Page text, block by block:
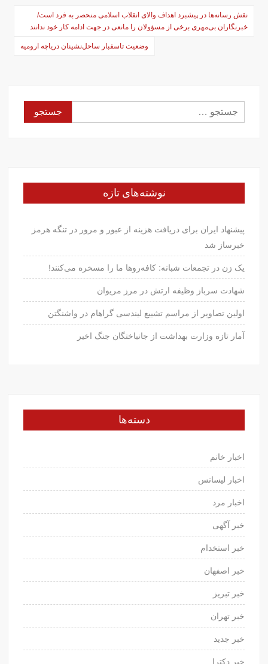
راهبری
نوشته‌ها
نقش رسانه‌ها در پیشبرد اهداف والای انقلاب اسلامی منحصر به فرد است/
خبرنگاران بی‌مهری برخی از مسؤولان را مانعی در جهت ادامه کار خود ندانند
وضعیت تاسفبار ساحل‌نشینان دریاچه ارومیه
جستجو
برای:
نوشته‌های تازه
پیشنهاد ایران برای دریافت هزینه از عبور و مرور در تنگه هرمز
خبرساز شد
یک زن در تجمعات شبانه: کافه‌روها ما را مسخره می‌کنند!
شهادت سرباز وظیفه ارتش در مرز مریوان
اولین تصاویر از مراسم تشییع لیندسی گراهام در واشنگتن
آمار تازه وزارت بهداشت از جانباختگان جنگ اخیر
دسته‌ها
اخبار خانم
اخبار لیسانس
اخبار مرد
خبر آگهی
خبر استخدام
خبر اصفهان
خبر تبریز
خبر تهران
خبر جدید
خبر دکترا